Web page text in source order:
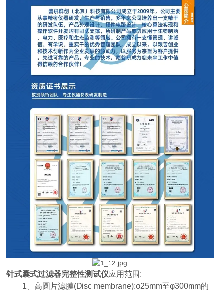
针式囊式过滤器完整性测试仪应用范围:
1、高圆片滤膜(Disc membrane):φ25mm至φ300mm的